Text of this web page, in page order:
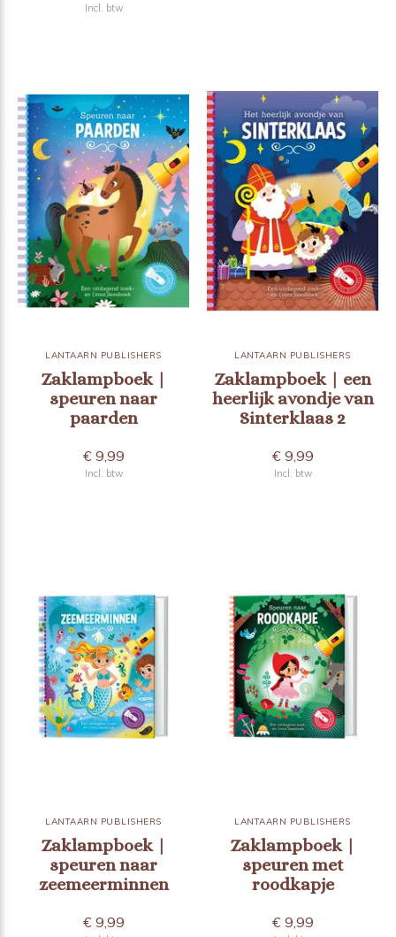
Incl. btw
LANTAARN PUBLISHERS
Zaklampboek |
speuren naar
paarden
€ 9,99
Incl. btw
LANTAARN PUBLISHERS
Zaklampboek | een
heerlijk avondje van
Sinterklaas 2
€ 9,99
Incl. btw
LANTAARN PUBLISHERS
Zaklampboek |
speuren naar
zeemeerminnen
€ 9,99
LANTAARN PUBLISHERS
Zaklampboek |
speuren met
roodkapje
€ 9,99